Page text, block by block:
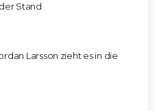
Stand
Larsson zieht es in die